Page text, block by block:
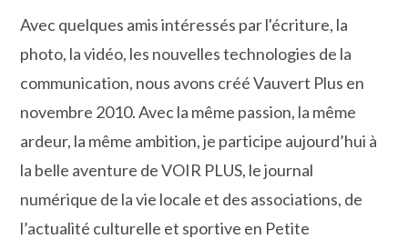
Avec quelques amis intéressés par l'écriture, la
photo, la vidéo, les nouvelles technologies de la
communication, nous avons créé Vauvert Plus en
novembre 2010. Avec la même passion, la même
ardeur, la même ambition, je participe aujourd’hui à
la belle aventure de VOIR PLUS, le journal
numérique de la vie locale et des associations, de
l’actualité culturelle et sportive en Petite